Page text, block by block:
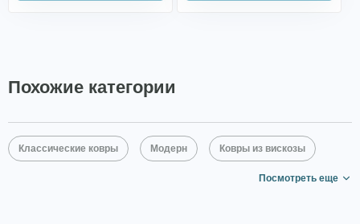
Похожие категории
Классические ковры Модерн Ковры из вискозы
Посмотреть еще